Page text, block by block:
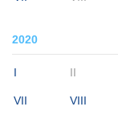
2020
I II
VII VIII